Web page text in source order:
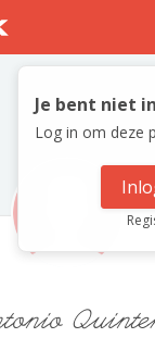
verhalen
Log in
Meld je gratis aan
Je bent niet
Log in om deze